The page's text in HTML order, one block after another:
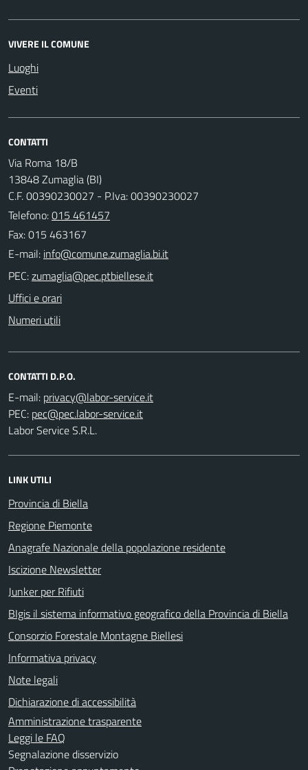
VIVERE IL COMUNE
Luoghi
Eventi
CONTATTI
Via Roma 18/B
13848 Zumaglia (BI)
C.F. 00390230027 - P.Iva: 00390230027
Telefono:015 461457
Fax: 015 463167
E-mail:
PEC:
Uffici e orari
Numeri utili
CONTATTI D.P.O.
E-mail:
PEC:
Labor Service S.R.L.
LINK UTILI
Provincia di Biella
Regione Piemonte
Anagrafe Nazionale della popolazione residente
Iscizione Newsletter
Junker per Rifiuti
BIgis il sistema informativo geografico della Provincia di Biella
Consorzio Forestale Montagne Biellesi
Informativa privacy
Note legali
Dichiarazione di accessibilità
Amministrazione trasparente
Leggi le FAQ
Segnalazione disservizio